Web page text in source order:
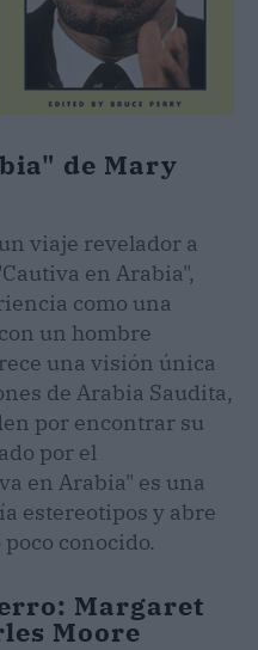
de Mary
viaje revelador a
en Arabia",
como una
un hombre
una visión única
de Arabia Saudita,
por encontrar su
por el
en Arabia" es una
estereotipos y abre
conocido.
Margaret
Moore